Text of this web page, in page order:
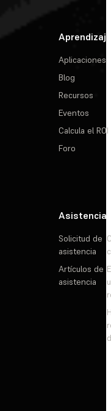
Aprendizaje
Aplicaciones
Blog
Recursos
Eventos
Calcula el ROI
Foro
Asistencia
Solicitud de
asistencia
Artículos de
asistencia